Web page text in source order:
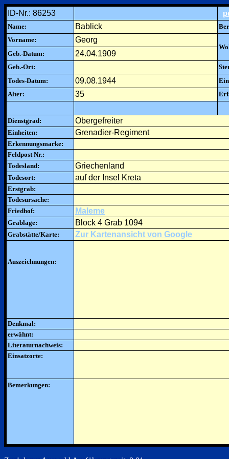
ID-Nr.: 86253
Name: Bablick
Vorname:
Georg
Geb.-Datum:
24.04.1909
Geb.-Ort:
Todes-Datum:
09.08.1944
Alter:
35
Dienstgrad: Obergefreiter
Einheiten: Grenadier-Regiment
Erkennungsmarke:
Feldpost Nr.:
Todesland:
Griechenland
Todesort: auf der Insel Kreta
Erstgrab:
Todesursache:
Friedhof:
Maleme
Grablage: Block 4 Grab 1094
Grabstätte/Karte: Zur Kartenansicht von Google
Auszeichnungen:
Denkmal:
erwähnt:
Literaturnachweis:
Einsatzorte:
Bemerkungen: